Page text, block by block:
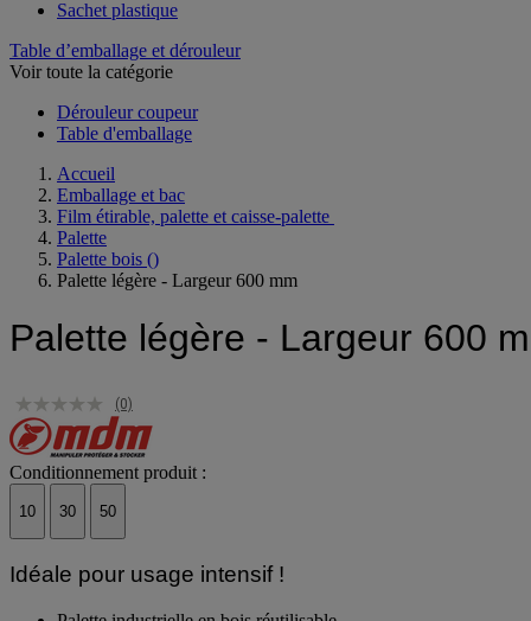
Plot et plaque en mousse
Table d’emballage et dérouleur
Dérouleur coupeur
Accueil
Emballage et bac
Film étirable, palette et caisse-palette
Palette
Palette bois ()
Palette légère - Largeur 600
(0)
Conditionnement produit :
Idéale pour usage intensif !